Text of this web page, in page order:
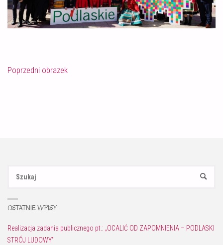
Poprzedni obrazek
SZUKAJ
OSTATNIE WPISY
Realizacja zadania publicznego pt.: „OCALIĆ OD ZAPOMNIENIA – PODLASKI
STRÓJ LUDOWY”